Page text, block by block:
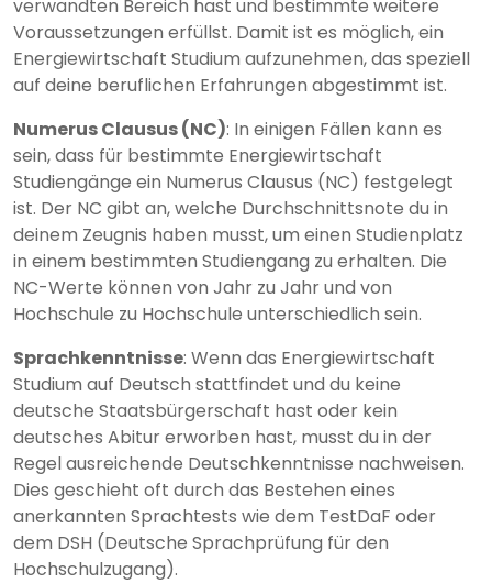
verwandten Bereich hast und bestimmte weitere
Voraussetzungen erfüllst. Damit ist es möglich, ein
Energiewirtschaft Studium aufzunehmen, das speziell
auf deine beruflichen Erfahrungen abgestimmt ist.
Numerus Clausus (NC): In einigen Fällen kann es
sein, dass für bestimmte Energiewirtschaft
Studiengänge ein Numerus Clausus (NC) festgelegt
ist. Der NC gibt an, welche Durchschnittsnote du in
deinem Zeugnis haben musst, um einen Studienplatz
in einem bestimmten Studiengang zu erhalten. Die
NC-Werte können von Jahr zu Jahr und von
Hochschule zu Hochschule unterschiedlich sein.
Sprachkenntnisse: Wenn das Energiewirtschaft
Studium auf Deutsch stattfindet und du keine
deutsche Staatsbürgerschaft hast oder kein
deutsches Abitur erworben hast, musst du in der
Regel ausreichende Deutschkenntnisse nachweisen.
Dies geschieht oft durch das Bestehen eines
anerkannten Sprachtests wie dem TestDaF oder
dem DSH (Deutsche Sprachprüfung für den
Hochschulzugang).